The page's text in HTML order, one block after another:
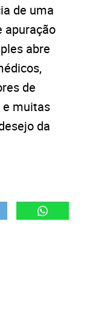
de uma
apuração
abre
de
e muitas
da